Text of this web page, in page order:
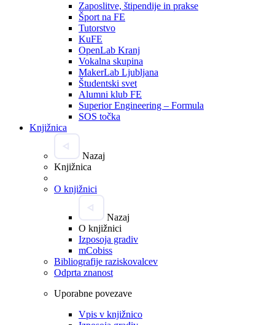
Zaposlitve, štipendije in prakse
Šport na FE
Tutorstvo
KuFE
OpenLab Kranj
Vokalna skupina
MakerLab Ljubljana
Študentski svet
Alumni klub FE
Superior Engineering – Formula
SOS točka
Knjižnica
Nazaj
Knjižnica
O knjižnici
Nazaj
O knjižnici
Izposoja gradiv
mCobiss
Bibliografije raziskovalcev
Odprta znanost
Uporabne povezave
Vpis v knjižnico